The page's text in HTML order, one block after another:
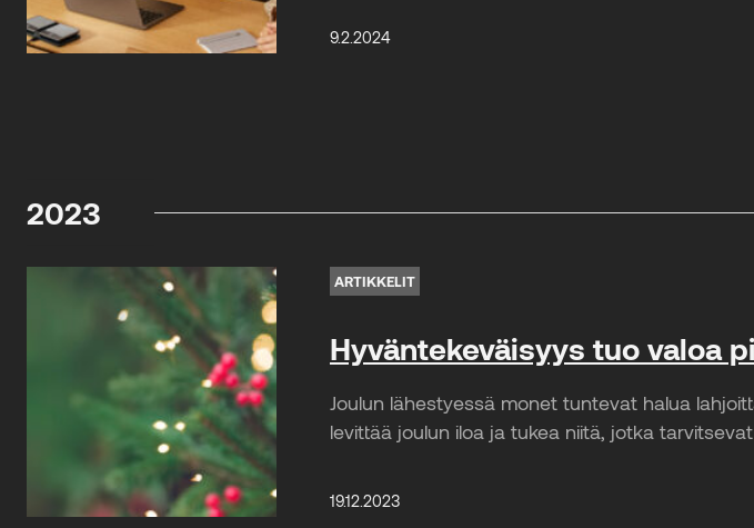
9.2.2024
2023
ARTIKKELIT
Hyväntekeväisyys tuo valoa
Joulun lähestyessä monet tuntevat halua
levittää joulun iloa ja tukea niitä, jotka
19.12.2023